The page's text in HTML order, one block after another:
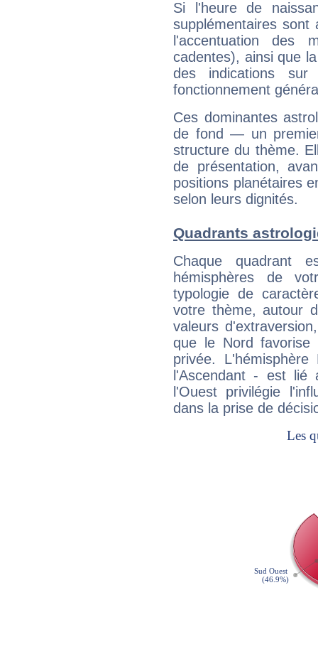
Si l'heure de
supplémentaires sont
l'accentuation des
cadentes), ainsi que
des indications sur
fonctionnement
Ces dominantes
de fond — un
structure du thème.
de présentation,
positions planétaires
selon leurs dignités.
Quadrants
Chaque quadrant
hémisphères de
typologie de
votre thème, autour
valeurs
que le Nord favorise
privée.
l'Ascendant - est
l'Ouest privilégie
dans la prise de